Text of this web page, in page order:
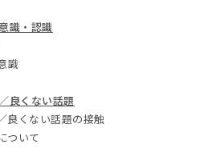
識・認識
識
良くない話題
良くない話題の接触
ついて